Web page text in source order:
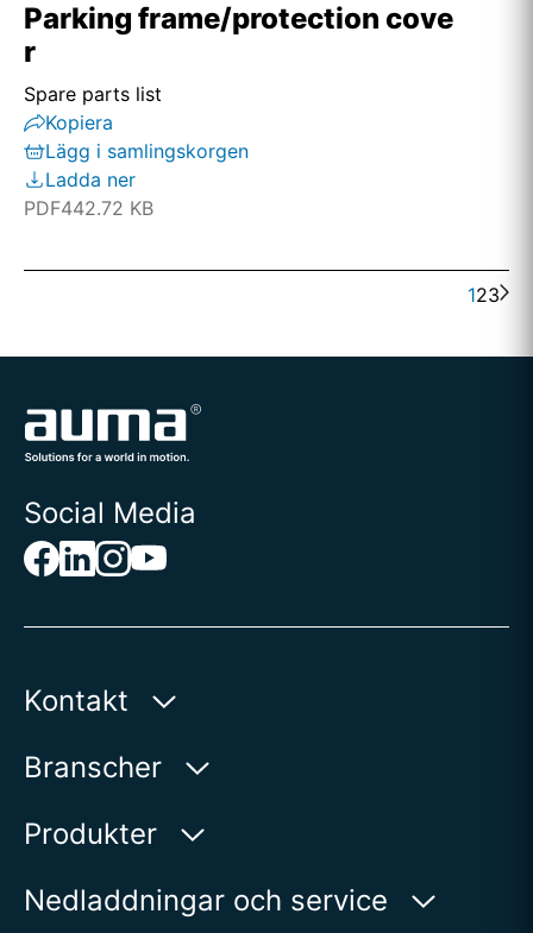
Parking frame/protection cove
r
Spare parts list
Kopiera
Lägg i samlingskorgen
Ladda ner
PDF442.72 KB
123
Social Media
Kontakt
AUMA Riester
Aumastr. 1
Visa på karta
Branscher
Vatten
Produkter
Produktsökning
Nedladdningar och service